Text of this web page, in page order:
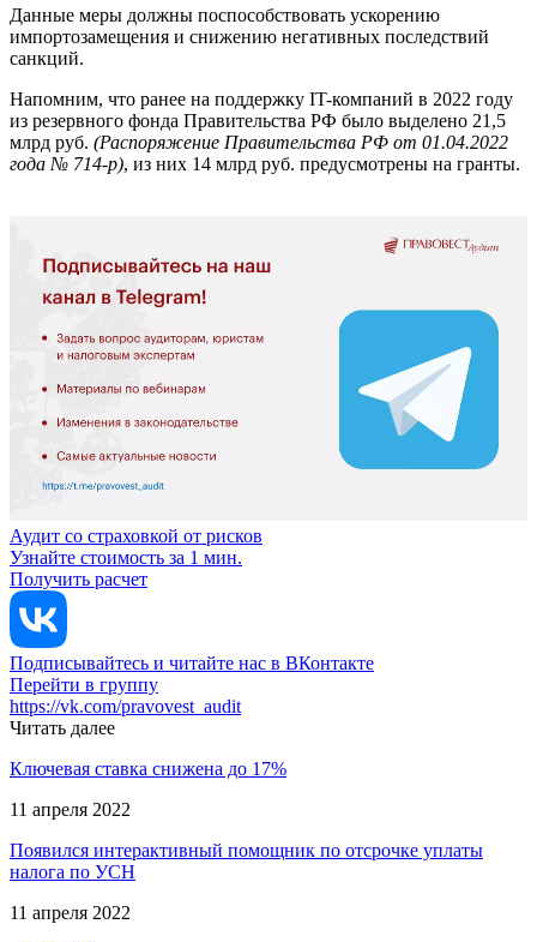
Данные меры должны поспособствовать ускорению
импортозамещения и снижению негативных последствий
санкций.
Напомним, что ранее на поддержку IT-компаний в 2022 году
из резервного фонда Правительства РФ было выделено 21,5
млрд руб. (Распоряжение Правительства РФ от 01.04.2022
года № 714-р), из них 14 млрд руб. предусмотрены на гранты.
Аудит со страховкой от рисков
Узнайте стоимость за 1 мин.
Получить расчет
Подписывайтесь и читайте нас в ВКонтакте
Перейти в группу
https://vk.com/pravovest_audit
Читать далее
Ключевая ставка снижена до 17%
11 апреля 2022
Появился интерактивный помощник по отсрочке уплаты
налога по УСН
11 апреля 2022